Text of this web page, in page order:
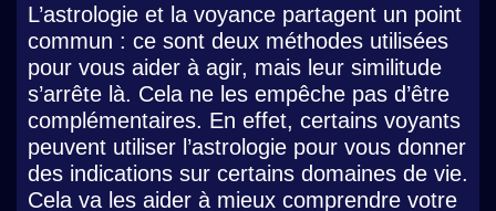
L’astrologie et la voyance partagent un point
commun : ce sont deux méthodes utilisées
pour vous aider à agir, mais leur similitude
s’arrête là. Cela ne les empêche pas d’être
complémentaires. En effet, certains voyants
peuvent utiliser l’astrologie pour vous donner
des indications sur certains domaines de vie.
Cela va les aider à mieux comprendre votre